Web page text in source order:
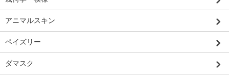
アニマルスキン
ペイズリー
ダマスク